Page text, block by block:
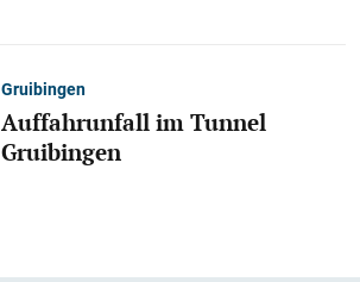
Gruibingen
Auffahrunfall im Tunnel
Gruibingen